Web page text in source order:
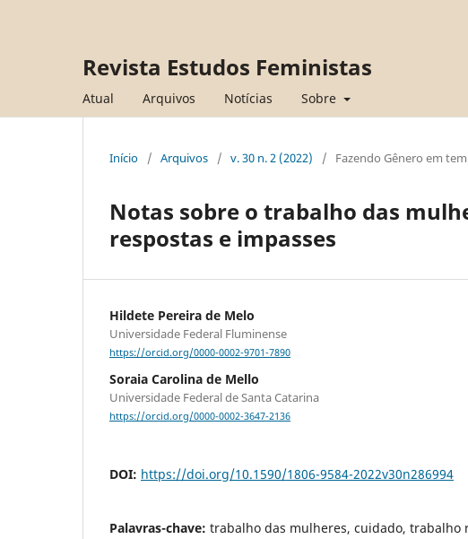
Revista Estudos Feministas
Atual Arquivos Notícias Sobre
Início / Arquivos / v. 30 n. 2 (2022) / Fazendo Gênero em
Notas sobre o trabalho das
respostas e impasses
Hildete Pereira de Melo
Universidade Federal Fluminense
https://orcid.org/0000-0002-9701-7890
Soraia Carolina de Mello
Universidade Federal de Santa Catarina
https://orcid.org/0000-0002-3647-2136
DOI: https://doi.org/10.1590/1806-9584-2022v30n286994
Palavras-chave: trabalho das mulheres, cuidado, trabalho